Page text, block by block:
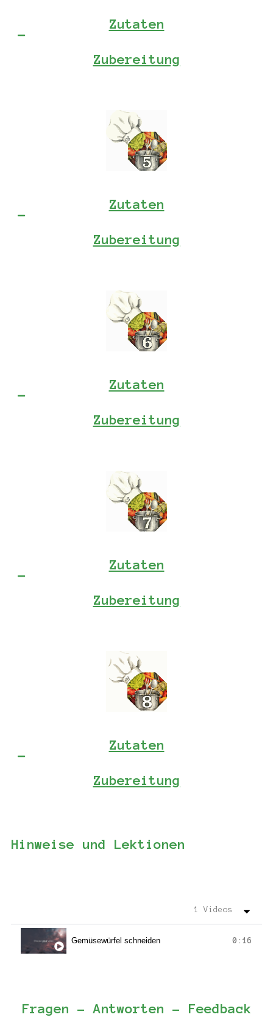
Zutaten
Zubereitung
Zutaten
Zubereitung
Zutaten
Zubereitung
Zutaten
Zubereitung
Zutaten
Zubereitung
Hinweise und Lektionen
1 Videos
Gemüsewürfel schneiden 0:16
Fragen - Antworten - Feedback